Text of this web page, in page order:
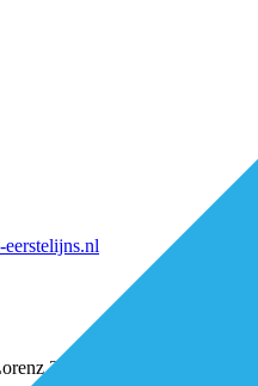
eerstelijns.nl
2025